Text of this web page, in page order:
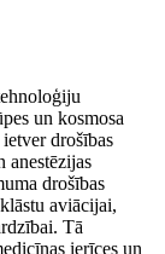
un kosmosa
drošības
anestēzijas
drošības
aviācijai,
Tā
ierīces un